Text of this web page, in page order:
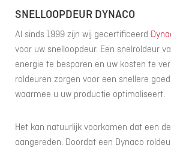
SNELLOOPDEUR DYNACO
Al sinds 1999 zijn wij gecertificeerd
voor uw snelloopdeur. Een snelroldeur
energie te besparen en uw kosten te
roldeuren zorgen voor een snellere
waarmee u uw productie optimaliseert.
Het kan natuurlijk voorkomen dat een
aangereden. Doordat een Dynaco